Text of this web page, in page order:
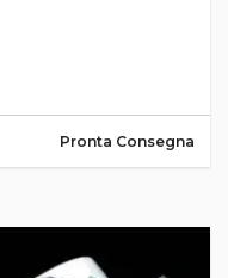
Pronta Consegna